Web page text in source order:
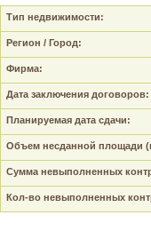
Тип недвижимости:
Регион / Город:
Фирма:
Дата заключения договоров:
Планируемая дата сдачи:
Объем несданной площади
Сумма невыполненных
Кол-во невыполненных